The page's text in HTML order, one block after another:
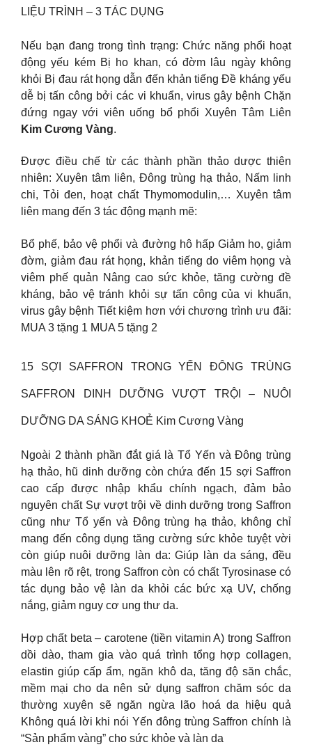
LIỆU TRÌNH – 3 TÁC DỤNG
Nếu bạn đang trong tình trạng: Chức năng phổi hoạt
động yếu kém Bị ho khan, có đờm lâu ngày không
khỏi Bị đau rát họng dẫn đến khản tiếng Đề kháng yếu
dễ bị tấn công bởi các vi khuẩn, virus gây bệnh Chặn
đứng ngay với viên uống bổ phổi Xuyên Tâm Liên
Kim Cương Vàng.
Được điều chế từ các thành phần thảo dược thiên
nhiên: Xuyên tâm liên, Đông trùng hạ thảo, Nấm linh
chi, Tỏi đen, hoạt chất Thymomodulin,… Xuyên tâm
liên mang đến 3 tác động mạnh mẽ:
Bổ phế, bảo vệ phổi và đường hô hấp Giảm ho, giảm
đờm, giảm đau rát họng, khản tiếng do viêm họng và
viêm phế quản Nâng cao sức khỏe, tăng cường đề
kháng, bảo vệ tránh khỏi sự tấn công của vi khuẩn,
virus gây bệnh Tiết kiệm hơn với chương trình ưu đãi:
MUA 3 tặng 1 MUA 5 tặng 2
15 SỢI SAFFRON TRONG YẾN ĐÔNG TRÙNG
SAFFRON DINH DƯỠNG VƯỢT TRỘI – NUÔI
DƯỠNG DA SÁNG KHOẺ Kim Cương Vàng
Ngoài 2 thành phần đắt giá là Tổ Yến và Đông trùng
hạ thảo, hũ dinh dưỡng còn chứa đến 15 sợi Saffron
cao cấp được nhập khẩu chính ngạch, đảm bảo
nguyên chất Sự vượt trội về dinh dưỡng trong Saffron
cũng như Tổ yến và Đông trùng hạ thảo, không chỉ
mang đến công dụng tăng cường sức khỏe tuyệt vời
còn giúp nuôi dưỡng làn da: Giúp làn da sáng, đều
màu lên rõ rệt, trong Saffron còn có chất Tyrosinase có
tác dụng bảo vệ làn da khỏi các bức xạ UV, chống
nắng, giảm nguy cơ ung thư da.
Hợp chất beta – carotene (tiền vitamin A) trong Saffron
dồi dào, tham gia vào quá trình tổng hợp collagen,
elastin giúp cấp ẩm, ngăn khô da, tăng độ săn chắc,
mềm mại cho da nên sử dụng saffron chăm sóc da
thường xuyên sẽ ngăn ngừa lão hoá da hiệu quả
Không quá lời khi nói Yến đông trùng Saffron chính là
“Sản phẩm vàng” cho sức khỏe và làn da